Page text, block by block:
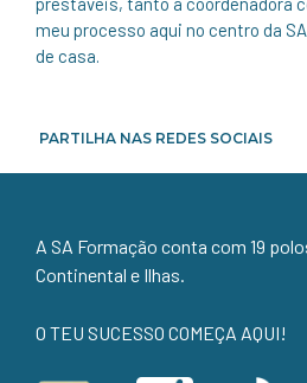
meu processo aqui no centro da
de casa.
PARTILHA NAS REDES SOCIAIS
A SA Formação conta com 19
Continental e Ilhas.
O TEU SUCESSO COMEÇA AQUI!